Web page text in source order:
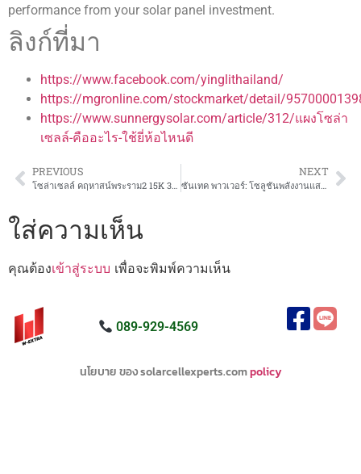
performance from your solar panel investment.
ลิงก์ที่มา
https://www.facebook.com/yinglithailand/
https://mgronline.com/stockmarket/detail/
https://www.sunnergysolar.com/article/312/แผงโซล่า
เซลล์-คืออะไร-ใช้ยี่ห้อไหนดี
PREVIOUS
โซล่าเซลล์ คฤหาสน์พระราม2 15K 3เฟส
NEXT
ซันเทค พาวเวอร์: โซลูชันพลังงานแสงอาทิตย์ชั้นนำ
ใส่ความเห็น
คุณต้องเข้าสู่ระบบ เพื่อจะพิมพ์ความเห็น
089-929-4569
นโยบาย ของ solarcellexperts.compolicy